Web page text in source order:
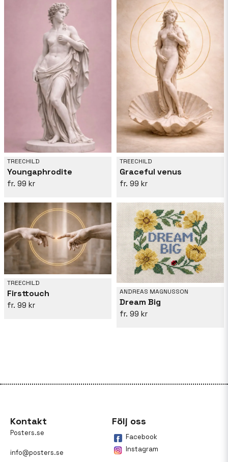
TREECHILD
Youngaphrodite
99 kr
TREECHILD
Graceful venus
99 kr
TREECHILD
Firsttouch
99 kr
ANDREAS MAGNUSSON
Dream Big
99 kr
Kontakt
Posters.se
info@posters.se
Följ oss
Facebook
Instagram